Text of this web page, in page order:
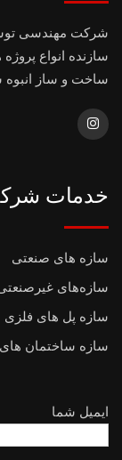
شرکت مهندسی
سازنده انواع
ساخت و ساز
خدمات
سازه های صنعتی
سازه‌های
سازه پل های فلزی
سازه ساختمان
ایمیل شما